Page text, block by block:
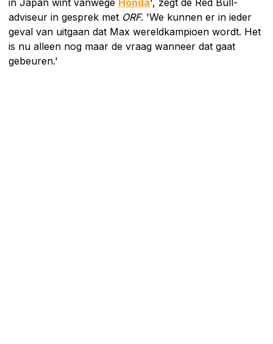
adviseur in gesprek met ORF. 'We kunnen er in ieder
geval van uitgaan dat Max wereldkampioen wordt. Het
is nu alleen nog maar de vraag wanneer dat gaat
gebeuren.'